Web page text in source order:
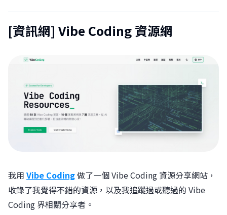
[資訊網] Vibe Coding 資源網
我用 Vibe Coding做了一個 Vibe Coding 資源分享網站，
收錄了我覺得不錯的資源，以及我追蹤過或聽過的 Vibe
Coding 界相關分享者。